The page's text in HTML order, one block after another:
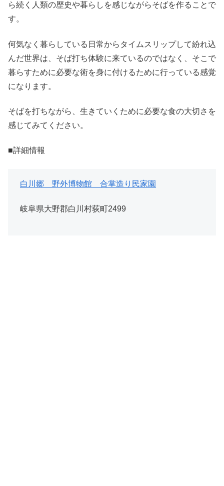
ら続く人類の歴史や暮らしを感じながらそばを作ることで
す。
何気なく暮らしている日常からタイムスリップして紛れ込
んだ世界は、そば打ち体験に来ているのではなく、そこで
暮らすために必要な術を身に付けるために行っている感覚
になります。
そばを打ちながら、生きていくために必要な食の大切さを
感じてみてください。
■詳細情報
白川郷 野外博物館 合掌造り民家園
岐阜県大野郡白川村荻町2499